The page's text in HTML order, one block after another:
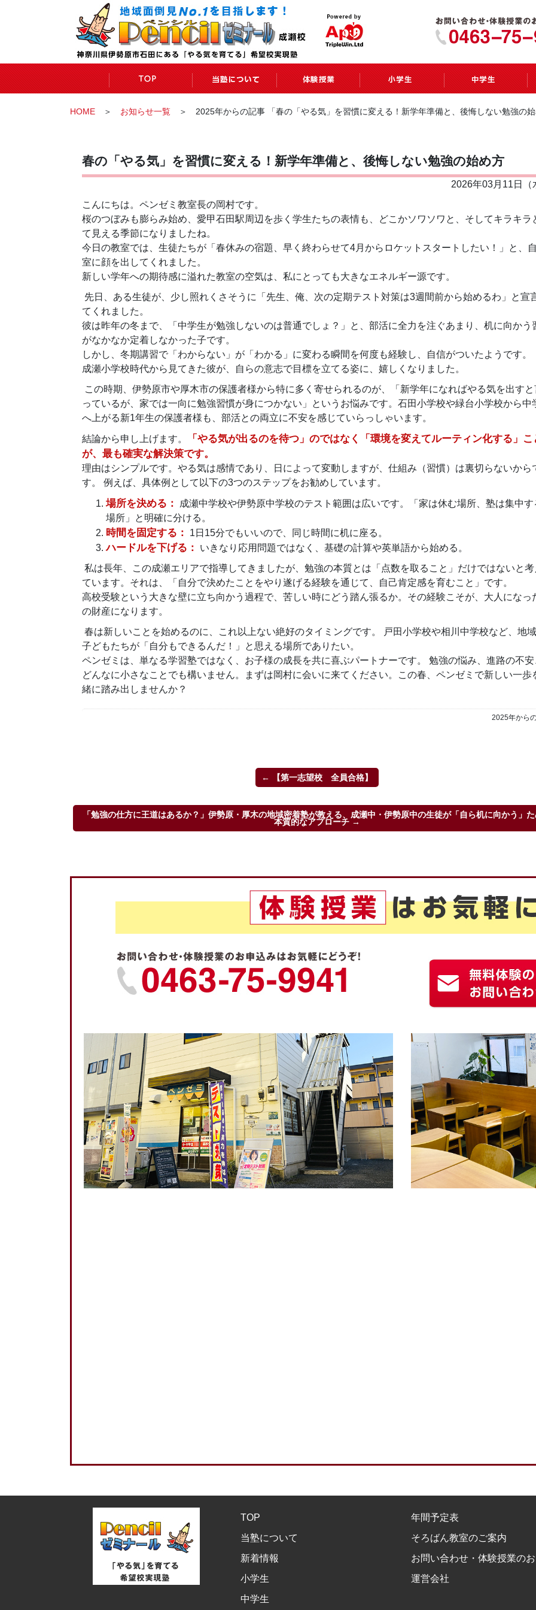
HOME ＞ お知らせ一覧 ＞ 2025年からの記事 「春の「やる気」を習慣に変える！新学年準備と、後悔しない勉強の
春の「やる気」を習慣に変える！新学年準備と、後悔しない勉強の始め方
2026年03月11日（
こんにちは。ペンゼミ教室長の岡村です。
桜のつぼみも膨らみ始め、愛甲石田駅周辺を歩く学生たちの表情も、どこかソワソワと、そしてキラキラ
て見える季節になりましたね。
今日の教室では、生徒たちが「春休みの宿題、早く終わらせて4月からロケットスタートしたい！」と、
室に顔を出してくれました。
新しい学年への期待感に溢れた教室の空気は、私にとっても大きなエネルギー源です。
先日、ある生徒が、少し照れくさそうに「先生、俺、次の定期テスト対策は3週間前から始めるわ」と宣
てくれました。
彼は昨年の冬まで、「中学生が勉強しないのは普通でしょ？」と、部活に全力を注ぐあまり、机に向かう
がなかなか定着しなかった子です。
しかし、冬期講習で「わからない」が「わかる」に変わる瞬間を何度も経験し、自信がついたようです。
成瀬小学校時代から見てきた彼が、自らの意志で目標を立てる姿に、嬉しくなりました。
この時期、伊勢原市や厚木市の保護者様から特に多く寄せられるのが、「新学年になればやる気を出すと
っているが、家では一向に勉強習慣が身につかない」というお悩みです。石田小学校や緑台小学校から中
へ上がる新1年生の保護者様も、部活との両立に不安を感じていらっしゃいます。
結論から申し上げます。
「やる気が出るのを待つ」のではなく「環境を変えてルーティン化する」こ
が、最も確実な解決策です。
理由はシンプルです。やる気は感情であり、日によって変動しますが、仕組み（習慣）は裏切らないから
す。 例えば、具体例として以下の3つのステップをお勧めしています。
場所を決める：
成瀬中学校や伊勢原中学校のテスト範囲は広いです。「家は休む場所、塾は集中す
場所」と明確に分ける。
時間を固定する： 1日15分でもいいので、同じ時間に机に座る。
ハードルを下げる：
いきなり応用問題ではなく、基礎の計算や英単語から始める。
私は長年、この成瀬エリアで指導してきましたが、勉強の本質とは「点数を取ること」だけではないと考
ています。それは、「自分で決めたことをやり遂げる経験を通じて、自己肯定感を育むこと」です。
高校受験という大きな壁に立ち向かう過程で、苦しい時にどう踏ん張るか。その経験こそが、大人になっ
の財産になります。
春は新しいことを始めるのに、これ以上ない絶好のタイミングです。 戸田小学校や相川中学校など、地
子どもたちが「自分もできるんだ！」と思える場所でありたい。
ペンゼミは、単なる学習塾ではなく、お子様の成長を共に喜ぶパートナーです。 勉強の悩み、進路の不安
どんなに小さなことでも構いません。まずは岡村に会いに来てください。この春、ペンゼミで新しい一歩
緒に踏み出しませんか？
2025年から
← 【第一志望校 全員合格】
「勉強の仕方に王道はあるか？」伊勢原・厚木の地域密着塾が教える、成瀬中・伊勢原中の生徒が「自ら机に向かう」
本質的なアプローチ →
TOP
当塾について
新着情報
小学生
中学生
年間予定表
そろばん教室のご案内
お問い合わせ・体験授業の
運営会社